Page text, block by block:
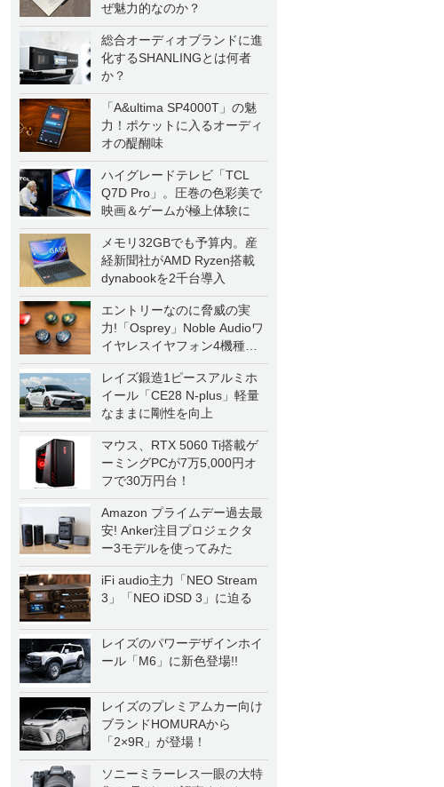
ぜ魅力的なのか？
総合オーディオブランドに進
化するSHANLINGとは何者
か？
「A&ultima SP4000T」の魅
力！ポケットに入るオーディ
オの醍醐味
ハイグレードテレビ「TCL
Q7D Pro」。圧巻の色彩美で
映画＆ゲームが極上体験に
メモリ32GBでも予算内。産
経新聞社がAMD Ryzen搭載
dynabookを2千台導入
エントリーなのに脅威の実
力!「Osprey」Noble Audioワ
イヤレスイヤフォン4機種を
一気に聴く
レイズ鍛造1ピースアルミホ
イール「CE28 N-plus」軽量
なままに剛性を向上
マウス、RTX 5060 Ti搭載ゲ
ーミングPCが7万5,000円オ
フで30万円台！
Amazon プライムデー過去最
安! Anker注目プロジェクタ
ー3モデルを使ってみた
iFi audio主力「NEO Stream
3」「NEO iDSD 3」に迫る
レイズのパワーデザインホイ
ール「M6」に新色登場!!
レイズのプレミアムカー向け
ブランドHOMURAから
「2×9R」が登場！
ソニーミラーレス一眼の大特